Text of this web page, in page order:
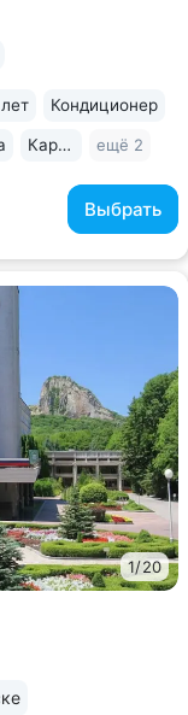
с 8:00 до 18:00 •
Выбрать
Кондиционер
Караоке ещё 2
1/20